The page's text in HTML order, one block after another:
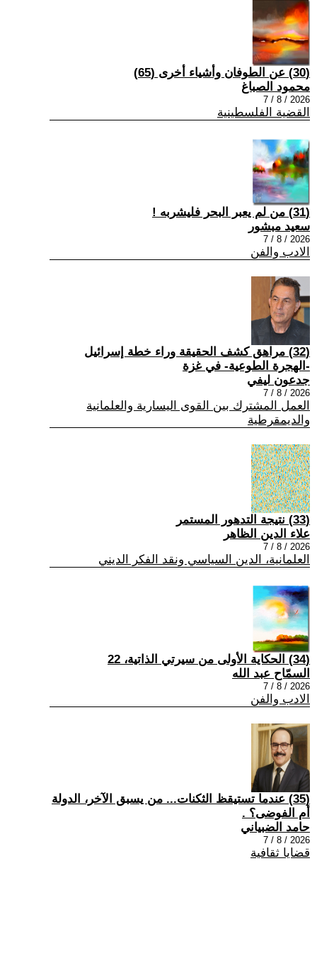
(30) عن الطوفان وأشياء أخرى (65)
محمود الصباغ
2026 / 8 / 7
القضية الفلسطينية
(31) من لم يعبر البحر فليشربه !
سعيد مبشور
2026 / 8 / 7
الادب والفن
(32) مراهق كشف الحقيقة وراء خطة إسرائيل
-الهجرة الطوعية- في غزة
جدعون ليفي
2026 / 8 / 7
العمل المشترك بين القوى اليسارية والعلمانية
والديمقرطية
(33) نتيجة التدهور المستمر
علاء الدين الظاهر
2026 / 8 / 7
العلمانية، الدين السياسي ونقد الفكر الديني
(34) الحكاية الأولى من سيرتي الذاتية، 22
السمّاح عبد الله
2026 / 8 / 7
الادب والفن
(35) عندما تستيقظ الثكنات... من يسبق الآخر، الدولة
أم الفوضى؟ .
حامد الضبياني
2026 / 8 / 7
قضايا ثقافية